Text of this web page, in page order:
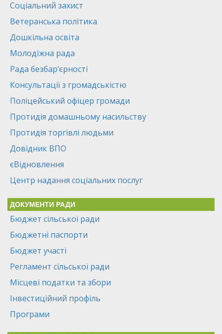
Соціальний захист
Ветеранська політика
Дошкільна освіта
Молодіжна рада
Рада безбар’єрності
Консультації з громадськістю
Поліцейський офіцер громади
Протидія домашньому насильству
Протидія торгівлі людьми
Довідник ВПО
єВідновлення
Центр надання соціальних послуг
ДОКУМЕНТИ РАДИ
Бюджет сільської ради
Бюджетні паспорти
Бюджет участі
Регламент сільської ради
Місцеві податки та збори
Інвестиційний профіль
Програми